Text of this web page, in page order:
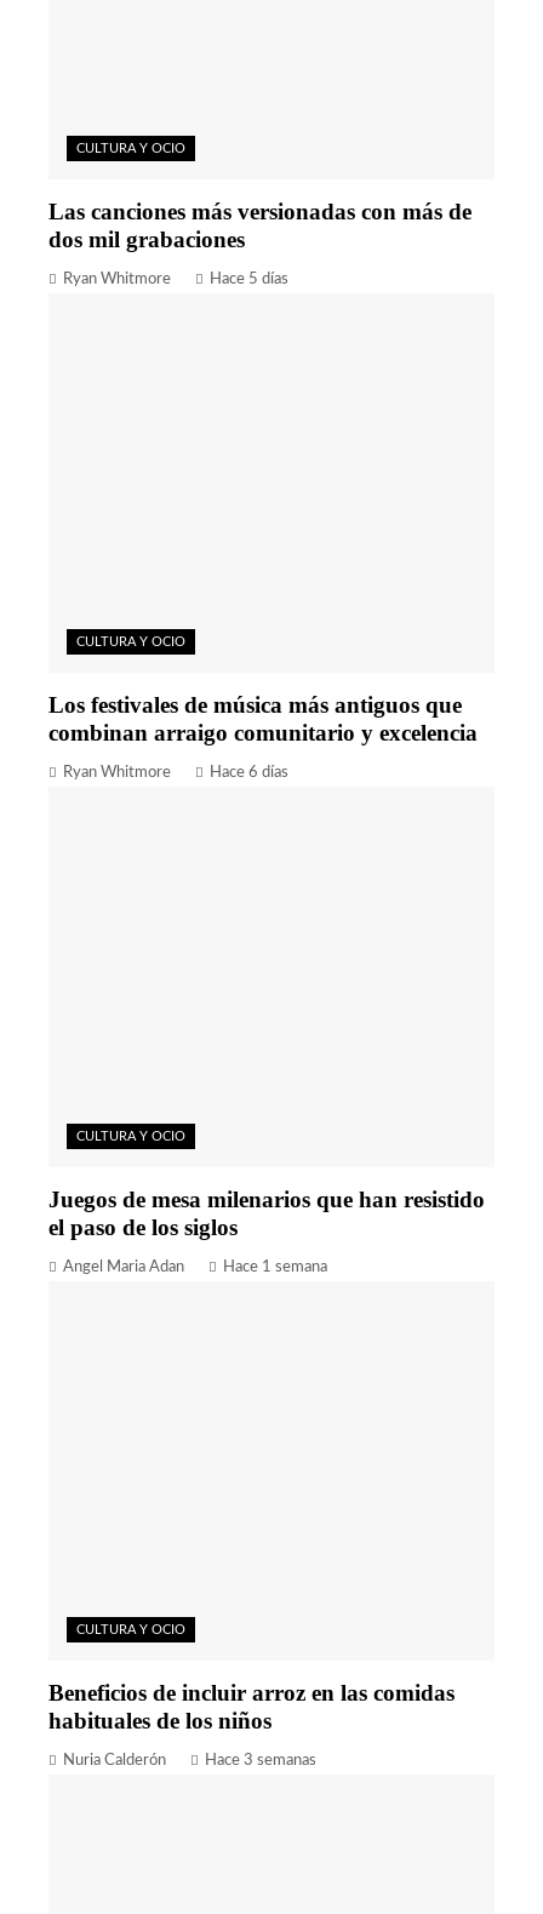
CULTURA Y OCIO
Las canciones más versionadas con más de
dos mil grabaciones
Ryan Whitmore Hace 5 días
CULTURA Y OCIO
Los festivales de música más antiguos que
combinan arraigo comunitario y excelencia
Ryan Whitmore Hace 6 días
CULTURA Y OCIO
Juegos de mesa milenarios que han resistido
el paso de los siglos
Angel Maria Adan Hace 1 semana
CULTURA Y OCIO
Beneficios de incluir arroz en las comidas
habituales de los niños
Nuria Calderón Hace 3 semanas